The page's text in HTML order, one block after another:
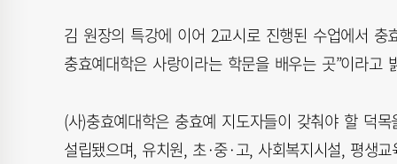
김 원장의 특강에 이어 2교시로 진행된 수업에서 충
충효예대학은 사랑이라는 학문을 배우는 곳”이라고
(사)충효예대학은 충효예 지도자들이 갖춰야 할 덕
설립됐으며, 유치원, 초·중·고, 사회복지시설, 평생